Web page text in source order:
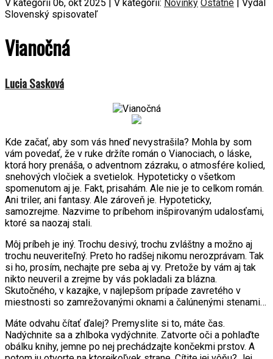
V kategórii 06, okt 2025 | V kategórii: Novinky Ostatné | Vydal
Slovenský spisovateľ
Vianočná
Lucia Sasková
Kde začať, aby som vás hneď nevystrašila? Mohla by som
vám povedať, že v ruke držíte román o Vianociach, o láske,
ktorá hory prenáša, o adventnom zázraku, o atmosfére kolied,
snehových vločiek a svetielok. Hypoteticky o všetkom
spomenutom aj je. Fakt, prisahám. Ale nie je to celkom román.
Ani triler, ani fantasy. Ale zároveň je. Hypoteticky,
samozrejme. Nazvime to príbehom inšpirovaným udalosťami,
ktoré sa naozaj stali.
Môj príbeh je iný. Trochu desivý, trochu zvláštny a možno aj
trochu neuveriteľný. Preto ho radšej nikomu nerozprávam. Tak
si ho, prosím, nechajte pre seba aj vy. Pretože by vám aj tak
nikto neuveril a zrejme by vás pokladali za blázna.
Skutočného, v kazajke, v najlepšom prípade zavretého v
miestnosti so zamrežovanými oknami a čalúnenými stenami…
Máte odvahu čítať ďalej? Premyslite si to, máte čas.
Nadýchnite sa a zhlboka vydýchnite. Zatvorte oči a pohlaďte
obálku knihy, jemne po nej prechádzajte končekmi prstov. A